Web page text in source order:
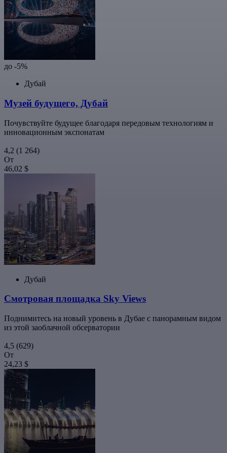
до -5%
Дубай
Музей будущего, Дубай
Почувствуйте будущее благодаря передовым технологиям и
инновационным экспонатам
4,2 (1 264)
От
46,02 $
Дубай
Смотровая площадка Sky Views
Поднимитесь на новый уровень в Дубае с панорамным видом
из этой заоблачной обсерватории
4,5 (629)
От
24,23 $